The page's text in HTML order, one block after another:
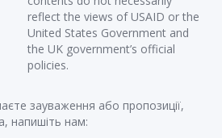
reflect the views of USAID or the
United States Government and
the UK government’s official
policies.
зауваження або пропозиції,
напишіть нам: